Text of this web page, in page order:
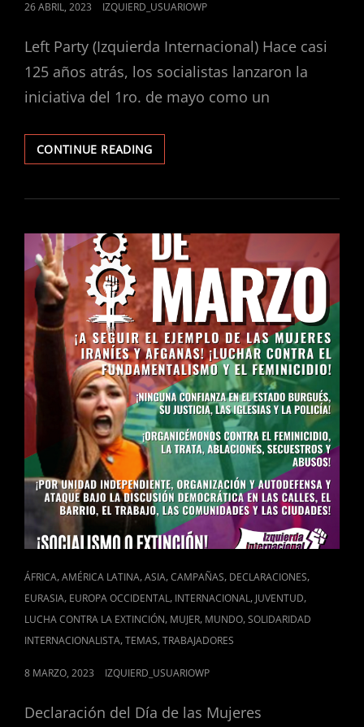
POSTED
26 ABRIL, 2023 IZQUIERD_USUARIOWP
Left Party (Izquierda Internacional) Hace casi
125 años atrás, los socialistas lanzaron la
iniciativa del 1ro. de mayo como un
CONTINUE READING¡POR
UN
DE
OBRERO,
SOCIALISTA
E
INTERNACIONALISTA!
CAT
LINKS
ÁFRICA,AMÉRICA LATINA,ASIA,CAMPAÑAS, DECLARACIONES,
EURASIA, EUROPA OCCIDENTAL, INTERNACIONAL, JUVENTUD,
LUCHA CONTRA LA EXTINCIÓN, MUJER, MUNDO,SOLIDARIDAD
INTERNACIONALISTA,TEMAS,TRABAJADORES
POSTED
8 MARZO, 2023 IZQUIERD_USUARIOWP
Declaración del Día de las Mujeres